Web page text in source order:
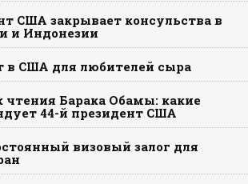
США закрывает консульства в
и Индонезии
в США для любителей сыра
чтения Барака Обамы: какие
44-й президент США
визовый залог для